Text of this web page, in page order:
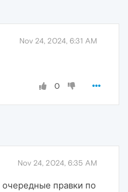
Nov 24, 2024, 6:31 AM
0
Nov 24, 2024, 6:35 AM
правки по